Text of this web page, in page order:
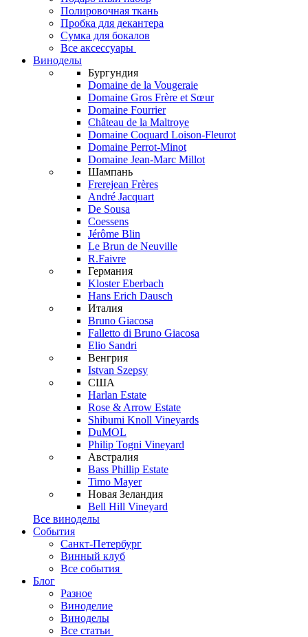
Полировочная ткань
Пробка для декантера
Сумка для бокалов
Все аксессуары
Виноделы
Бургундия
Domaine de la Vougeraie
Domaine Gros Frère et Sœur
Domaine Fourrier
Château de la Maltroye
Domaine Coquard Loison-Fleurot
Domaine Perrot-Minot
Domaine Jean-Marc Millot
Шампань
Frerejean Frères
André Jacquart
De Sousa
Coessens
Jérôme Blin
Le Brun de Neuville
R.Faivre
Германия
Kloster Eberbach
Hans Erich Dausch
Италия
Bruno Giacosa
Falletto di Bruno Giacosa
Elio Sandri
Венгрия
Istvan Szepsy
США
Harlan Estate
Rose & Arrow Estate
Shibumi Knoll Vineyards
DuMOL
Philip Togni Vineyard
Австралия
Bass Phillip Estate
Timo Mayer
Новая Зеландия
Bell Hill Vineyard
Все виноделы
События
Санкт-Петербург
Винный клуб
Все события
Блог
Разное
Виноделие
Виноделы
Все статьи